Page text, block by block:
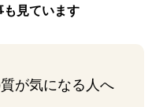
も見ています
が気になる人へ